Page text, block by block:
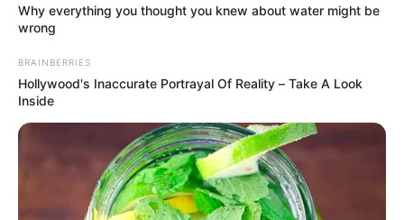
Constantes sobrevuelos de drones
ilegales ponen en alerta a 35
estaciones de Policía en Antioquia
CLAN DEL GOLFO
Golpe al Clan del Golfo en
Remedios: alias
"Sebastián" cayó cuando
tenía una mini uzi
Why everything you thought you knew about water might be
wrong
BRAINBERRIES
Hollywood's Inaccurate Portrayal Of Reality – Take A Look
Inside